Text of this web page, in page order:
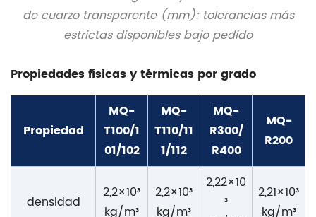
de cuarzo transparente (mm): tolerancias más
estrictas disponibles bajo pedido
Propiedades físicas y térmicas por grado
Propiedad
MQ-
T100/1
01/102
MQ-
T110/11
1/112
MQ-
R300/
R400
MQ-
R200
densidad
2,2×10³
kg/m³
2,2×10³
kg/m³
2,22×10
³
2,21×10³
kg/m³